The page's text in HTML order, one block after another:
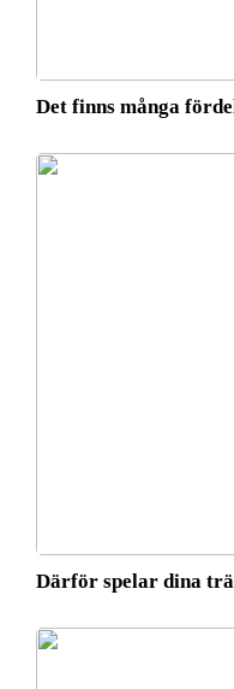
Det finns många
Därför spelar dina